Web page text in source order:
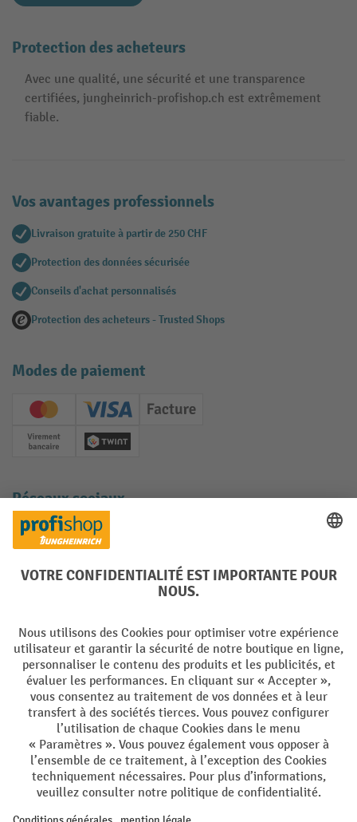
Protection des acheteurs
Avec une qualité, une sécurité et une transparence
certifiées, jungheinrich-profishop.ch est extrêmement
fiable.
Vos avantages professionnels
Livraison gratuite à partir de 250 CHF
Protection des données sécurisée
Conseils d'achat personnalisés
Protection des acheteurs - Trusted Shops
Modes de paiement
Creditcard (Master)Creditcard (Visa)
Facture
Paiement anticipé
Twint
Réseaux sociaux
Facebook
YouTube
LinkedInInstagram
Conditions générales de vente Mentions Légales
Protection des Données Politique de cookies
All prices excl. VAT plusshipping costsand possible delivery charges,
if not stated otherwise.